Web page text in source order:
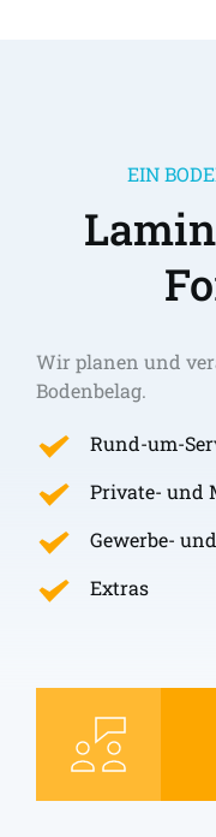
EIN
Wir planen und
Bodenbelag.
Rund-um-
Private- und
Gewerbe-
Extras